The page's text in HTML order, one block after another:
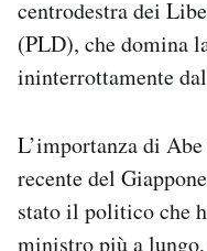
centrodestra dei
(PLD), che domina
ininterrottamente
L’importanza di
recente del
stato il politico che
ministro più a